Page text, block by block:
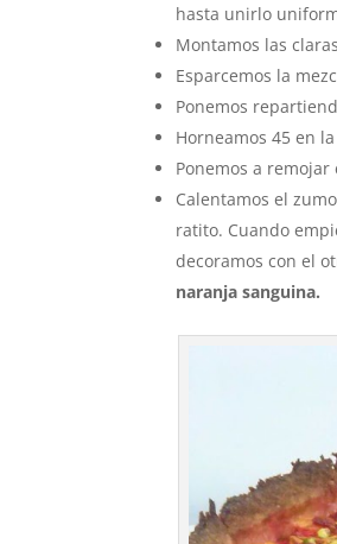
hasta unirlo
Montamos las
Esparcemos la
Ponemos
Horneamos 45 en
Ponemos a
Calentamos el
ratito. Cuando
decoramos con el
naranja sanguina.